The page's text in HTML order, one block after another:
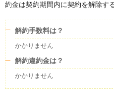
約金は契約期間内に契約を解除す
解約手数料は？
かかりません
解約違約金は？
かかりません